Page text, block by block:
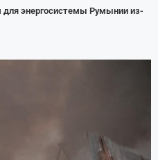
для энергосистемы Румынии из-